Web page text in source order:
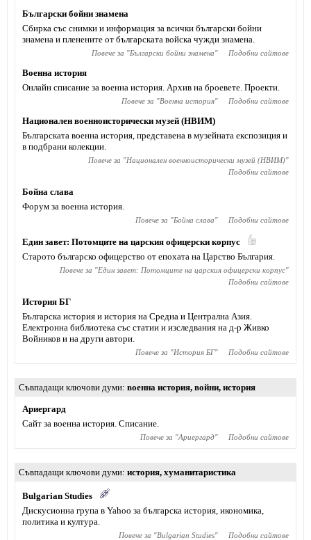
Български бойни знамена
Сбирка със снимки и информация за всички български бойни
знамена и пленените от българската войска чужди знамена.
Повече за "Български бойни знамена" Подобни сайтове
Военна история
Онлайн списание за военна история. Архив на броевете. Проекти.
Повече за "Военна история" Подобни сайтове
Национален военноисторически музей (НВИМ)
Българската военна история, представена в музейната експозиция и
в подбрани колекции.
Повече за "Национален военноисторически музей (НВИМ)"
Подобни сайтове
Бойна слава
Форум за военна история.
Повече за "Бойна слава" Подобни сайтове
Един завет: Потомците на царския офицерски корпус
Старото българско офицерство от епохата на Царство България.
Повече за "Един завет: Потомците на царския офицерски корпус"
Подобни сайтове
История БГ
Българска история и история на Средна и Централна Азия.
Електронна библиотека със статии и изследвания на д-р Живко
Войников и на други автори.
Повече за "История БГ" Подобни сайтове
Съвпадащи ключови думи военна история, войни, история
Ариергард
Сайт за военна история. Списание.
Повече за "Ариергард" Подобни сайтове
Съвпадащи ключови думи история, хуманитаристика
Bulgarian Studies
Дискусионна група в Yahoo за българска история, икономика,
политика и култура.
Повече за "Bulgarian Studies" Подобни сайтове